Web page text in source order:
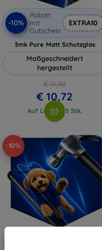
-10%
Rabatt
mit
Gutschein
EXTRA10
3mk Pure Matt Schutzglas
Maßgeschneidert
hergestellt
€ 11,90
€ 10,72
Auf Lager > 5 Stk.
-10%